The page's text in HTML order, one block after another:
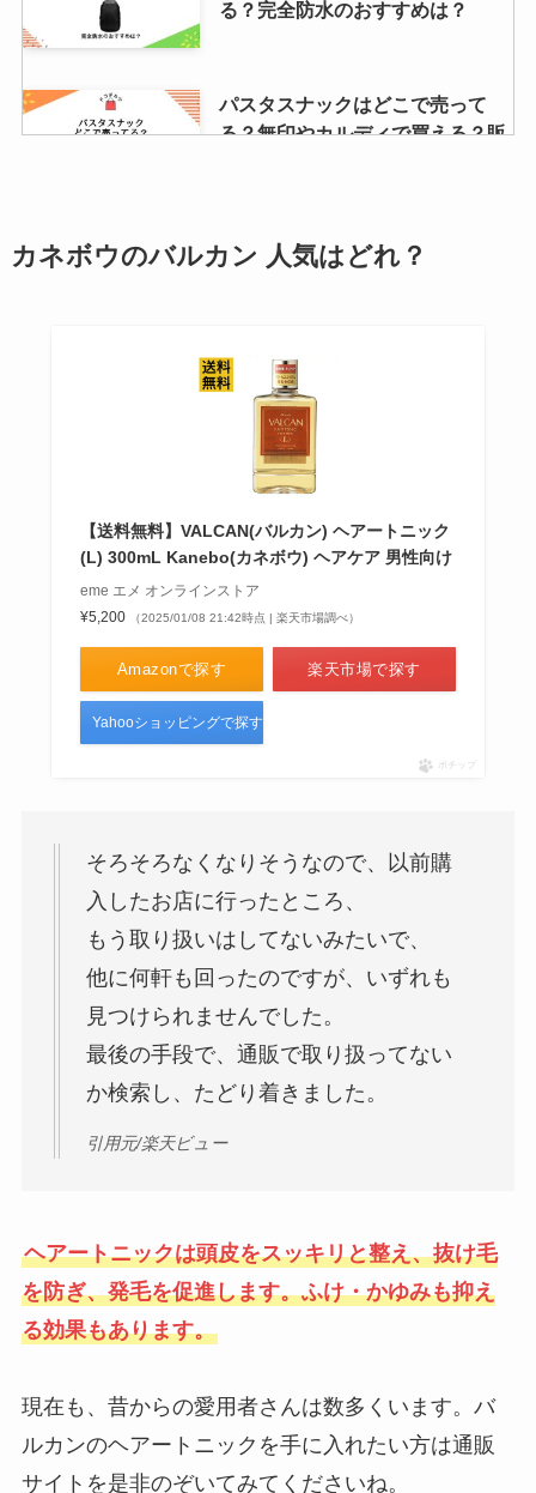
る？完全防水のおすすめは？
パスタスナックはどこで売って
る？無印やカルディで買える？販
【シャンプー詰め替え】そのまま
ワールドコインはどこで買う？公
式サイト・アプリで買える？購
入・登録方法もチェック！
スラムダンクのグッズが売ってる
場所は？ジャンプショップやアニ
メイトやヨドバシ？
化粧下地のおすすめ40代は？ドラ
ッグストアでカバー力がありプチ
バックインバックは100均のセリ
アや無印で売ってる？Amazonや
楽天などオススメ商品を徹底リサ
で買う？カルティエ・ティファニ
ー・4℃など後悔しないブランド
レーゼで買える？
カネボウのバルカン 人気はどれ？
【送料無料】VALCAN(バルカン) ヘアートニック
(L) 300mL Kanebo(カネボウ) ヘアケア 男性向け
eme エメ オンラインストア
¥5,200
（2025/01/08 21:42時点 | 楽天市場調べ）
Amazonで探す 楽天市場で探す
Yahooショッピングで探す
ポチップ
そろそろなくなりそうなので、以前購
入したお店に行ったところ、
もう取り扱いはしてないみたいで、
他に何軒も回ったのですが、いずれも
見つけられませんでした。
最後の手段で、通販で取り扱ってない
か検索し、たどり着きました。
引用元/楽天ビュー
ヘアートニックは頭皮をスッキリと整え、抜け毛
を防ぎ、発毛を促進します。ふけ・かゆみも抑え
る効果もあります。
現在も、昔からの愛用者さんは数多くいます。バ
ルカンのヘアートニックを手に入れたい方は通販
サイトを是非のぞいてみてくださいね。